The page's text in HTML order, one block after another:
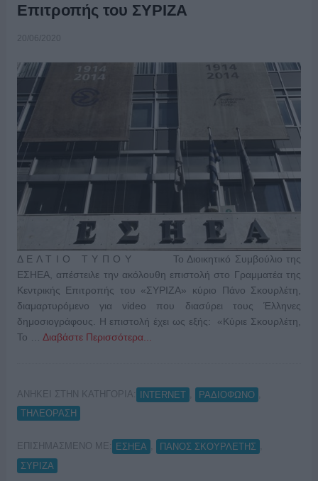
Επιτροπής του ΣΥΡΙΖΑ
20/06/2020
Δ Ε Λ Τ Ι Ο Τ Υ Π Ο Υ Το Διοικητικό Συμβούλιο της
ΕΣΗΕΑ, απέστειλε την ακόλουθη επιστολή στο Γραμματέα της
Κεντρικής Επιτροπής του «ΣΥΡΙΖΑ» κύριο Πάνο Σκουρλέτη,
διαμαρτυρόμενο για video που διασύρει τους Έλληνες
δημοσιογράφους. Η επιστολή έχει ως εξής: «Κύριε Σκουρλέτη,
Το … Διαβάστε Περισσότερα...
ΑΝΗΚΕΙ ΣΤΗΝ ΚΑΤΗΓΟΡΙΑ: INTERNET ΡΑΔΙΟΦΩΝΟ
ΤΗΛΕΟΡΑΣΗ
ΕΠΙΣΗΜΑΣΜΕΝΟ ΜΕ: ΕΣΗΕΑ ΠΑΝΟΣ ΣΚΟΥΡΛΕΤΗΣ
ΣΥΡΙΖΑ